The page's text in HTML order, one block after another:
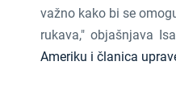
važno kako bi se
rukava," objašnjava
Ameriku i članica